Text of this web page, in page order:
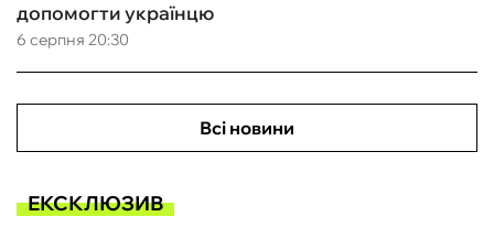
6 серпня 20:30
допомогти українцю
Всі новини
ЕКСКЛЮЗИВ